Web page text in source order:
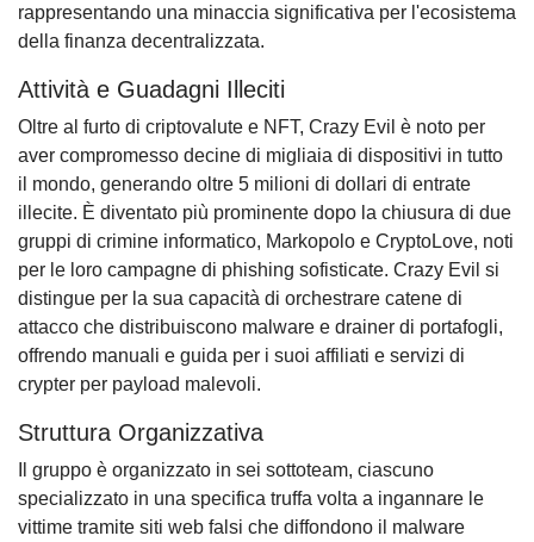
rappresentando una minaccia significativa per l'ecosistema
della finanza decentralizzata.
Attività e Guadagni Illeciti
Oltre al furto di criptovalute e NFT, Crazy Evil è noto per
aver compromesso decine di migliaia di dispositivi in tutto
il mondo, generando oltre 5 milioni di dollari di entrate
illecite. È diventato più prominente dopo la chiusura di due
gruppi di crimine informatico, Markopolo e CryptoLove, noti
per le loro campagne di phishing sofisticate. Crazy Evil si
distingue per la sua capacità di orchestrare catene di
attacco che distribuiscono malware e drainer di portafogli,
offrendo manuali e guida per i suoi affiliati e servizi di
crypter per payload malevoli.
Struttura Organizzativa
Il gruppo è organizzato in sei sottoteam, ciascuno
specializzato in una specifica truffa volta a ingannare le
vittime tramite siti web falsi che diffondono il malware